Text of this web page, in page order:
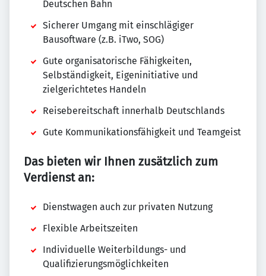
Deutschen Bahn
Sicherer Umgang mit einschlägiger
Bausoftware (z.B. iTwo, SOG)
Gute organisatorische Fähigkeiten,
Selbständigkeit, Eigeninitiative und
zielgerichtetes Handeln
Reisebereitschaft innerhalb Deutschlands
Gute Kommunikationsfähigkeit und Teamgeist
Das bieten wir Ihnen zusätzlich zum
Verdienst an:
Dienstwagen auch zur privaten Nutzung
Flexible Arbeitszeiten
Individuelle Weiterbildungs- und
Qualifizierungsmöglichkeiten